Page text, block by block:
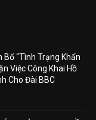
“Tình Trạng Khẩn
Việc Công Khai Hồ
Cho Đài BBC